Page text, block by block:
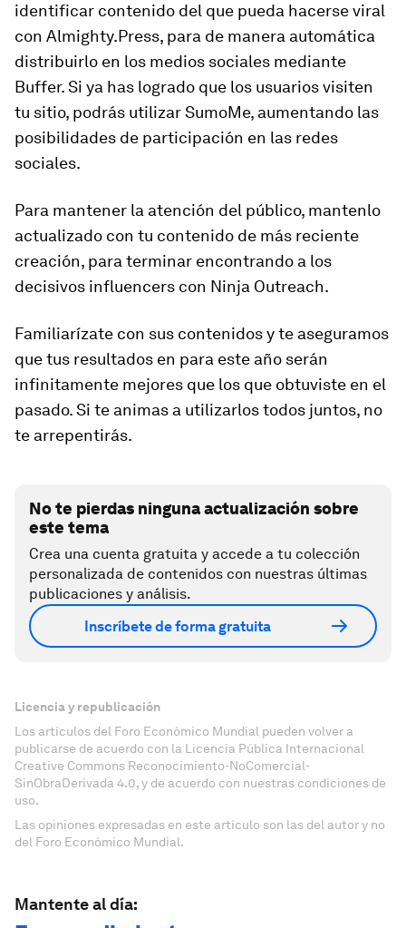
identificar contenido del que pueda hacerse viral
con Almighty.Press, para de manera automática
distribuirlo en los medios sociales mediante
Buffer. Si ya has logrado que los usuarios visiten
tu sitio, podrás utilizar SumoMe, aumentando las
posibilidades de participación en las redes
sociales.
Para mantener la atención del público, mantenlo
actualizado con tu contenido de más reciente
creación, para terminar encontrando a los
decisivos influencers con Ninja Outreach.
Familiarízate con sus contenidos y te aseguramos
que tus resultados en para este año serán
infinitamente mejores que los que obtuviste en el
pasado. Si te animas a utilizarlos todos juntos, no
te arrepentirás.
No te pierdas ninguna actualización sobre
este tema
Crea una cuenta gratuita y accede a tu colección
personalizada de contenidos con nuestras últimas
publicaciones y análisis.
Inscríbete de forma gratuita
Licencia y republicación
Los artículos del Foro Económico Mundial pueden volver a
publicarse de acuerdo con la Licencia Pública Internacional
Creative Commons Reconocimiento-NoComercial-
SinObraDerivada 4.0, y de acuerdo con nuestras condiciones de
uso.
Las opiniones expresadas en este artículo son las del autor y no
del Foro Económico Mundial.
Mantente al día: